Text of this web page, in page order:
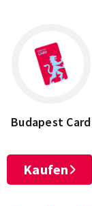
Budapest Card
Kaufen